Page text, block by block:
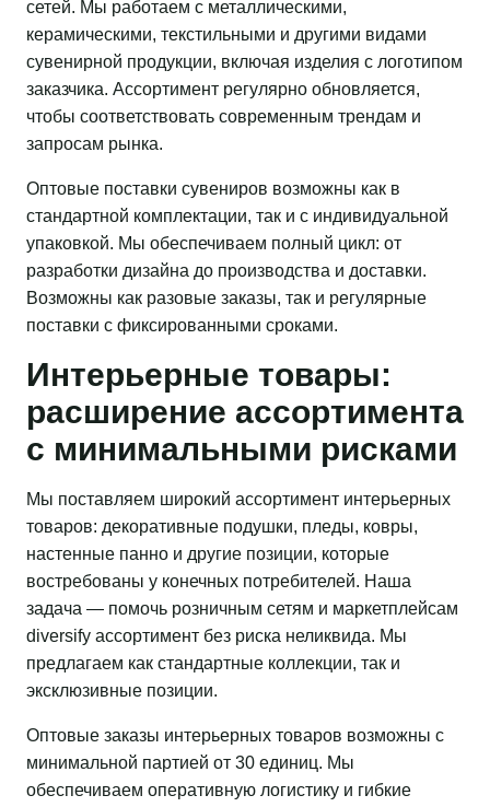
сетей. Мы работаем с металлическими,
керамическими, текстильными и другими видами
сувенирной продукции, включая изделия с логотипом
заказчика. Ассортимент регулярно обновляется,
чтобы соответствовать современным трендам и
запросам рынка.
Оптовые поставки сувениров возможны как в
стандартной комплектации, так и с индивидуальной
упаковкой. Мы обеспечиваем полный цикл: от
разработки дизайна до производства и доставки.
Возможны как разовые заказы, так и регулярные
поставки с фиксированными сроками.
Интерьерные товары:
расширение ассортимента
с минимальными рисками
Мы поставляем широкий ассортимент интерьерных
товаров: декоративные подушки, пледы, ковры,
настенные панно и другие позиции, которые
востребованы у конечных потребителей. Наша
задача — помочь розничным сетям и маркетплейсам
diversify ассортимент без риска неликвида. Мы
предлагаем как стандартные коллекции, так и
эксклюзивные позиции.
Оптовые заказы интерьерных товаров возможны с
минимальной партией от 30 единиц. Мы
обеспечиваем оперативную логистику и гибкие